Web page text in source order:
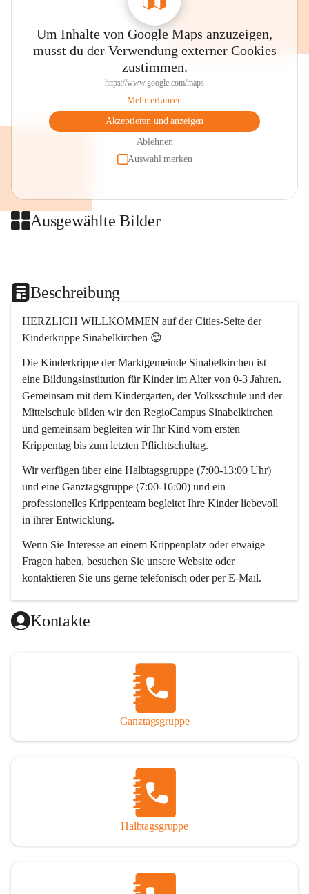
Um Inhalte von Google Maps anzuzeigen,
musst du der Verwendung externer Cookies
zustimmen.
https://www.google.com/maps
Mehr erfahren
Akzeptieren und anzeigen
Ablehnen
Auswahl merken
Ausgewählte Bilder
Beschreibung
HERZLICH WILLKOMMEN auf der Cities-Seite der
Kinderkrippe Sinabelkirchen 😊
Die Kinderkrippe der Marktgemeinde Sinabelkirchen ist
eine Bildungsinstitution für Kinder im Alter von 0-3 Jahren.
Gemeinsam mit dem Kindergarten, der Volksschule und der
Mittelschule bilden wir den RegioCampus Sinabelkirchen
und gemeinsam begleiten wir Ihr Kind vom ersten
Krippentag bis zum letzten Pflichtschultag.
Wir verfügen über eine Halbtagsgruppe (7:00-13:00 Uhr)
und eine Ganztagsgruppe (7:00-16:00) und ein
professionelles Krippenteam begleitet Ihre Kinder liebevoll
in ihrer Entwicklung.
Wenn Sie Interesse an einem Krippenplatz oder etwaige
Fragen haben, besuchen Sie unsere Website oder
kontaktieren Sie uns gerne telefonisch oder per E-Mail.
Wir freuen uns auf Sie!
Das Krippenteam
Kontakte
Ganztagsgruppe
Halbtagsgruppe